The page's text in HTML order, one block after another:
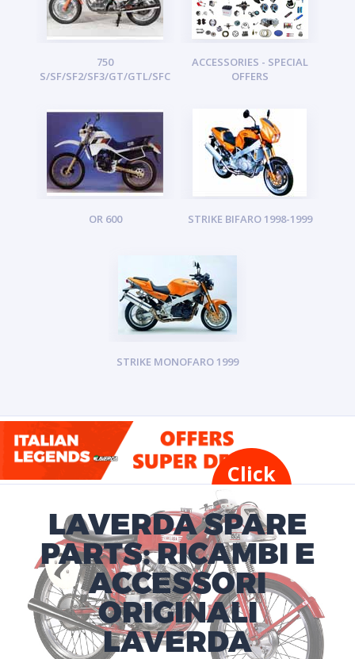
750
S/SF/SF2/SF3/GT/GTL/SFC
ACCESSORIES - SPECIAL
OFFERS
OR 600 STRIKE BIFARO 1998-1999
STRIKE MONOFARO 1999
Click
Here
LAVERDA SPARE
PARTS: RICAMBI E
ACCESSORI
ORIGINALI
LAVERDA